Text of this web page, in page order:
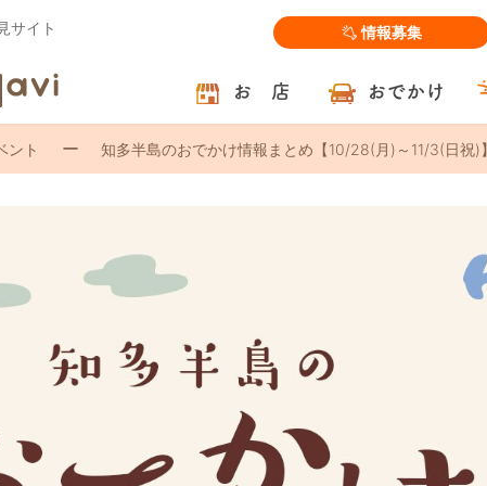
サイト 情報募集
お 店 おでかけ
ント 知多半島のおでかけ情報まとめ【10/28(月)～11/3(日祝)】